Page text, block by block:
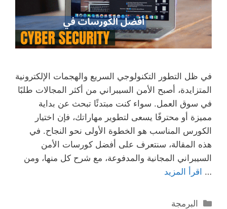
في ظل التطور التكنولوجي السريع والهجمات الإلكترونية
المتزايدة، أصبح الأمن السيبراني من أكثر المجالات طلبًا
في سوق العمل. سواء كنت مبتدئًا تبحث عن بداية
مميزة أو محترفًا يسعى لتطوير مهاراتك، فإن اختيار
الكورس المناسب هو الخطوة الأولى نحو النجاح. في
هذه المقالة، سنتعرف على أفضل كورسات الأمن
السيبراني المجانية والمدفوعة، مع شرح كل منها، ومن
… اقرأ المزيد
التصنيفات
البرمجة